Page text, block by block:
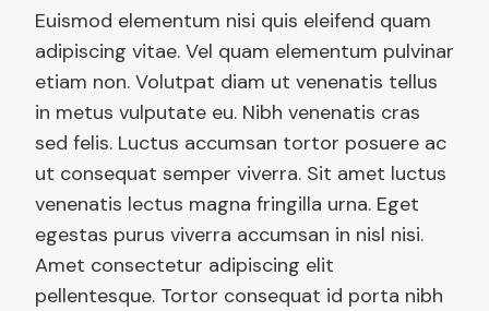
Euismod elementum nisi quis eleifend quam
adipiscing vitae. Vel quam elementum pulvinar
etiam non. Volutpat diam ut venenatis tellus
in metus vulputate eu. Nibh venenatis cras
sed felis. Luctus accumsan tortor posuere ac
ut consequat semper viverra. Sit amet luctus
venenatis lectus magna fringilla urna. Eget
egestas purus viverra accumsan in nisl nisi.
Amet consectetur adipiscing elit
pellentesque. Tortor consequat id porta nibh